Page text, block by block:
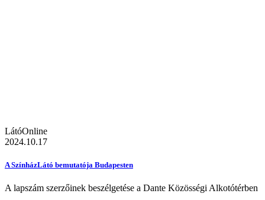
LátóOnline
2024.10.17
A SzínházLátó bemutatója Budapesten
A lapszám szerzőinek beszélgetése a Dante Közösségi Alkotótérben